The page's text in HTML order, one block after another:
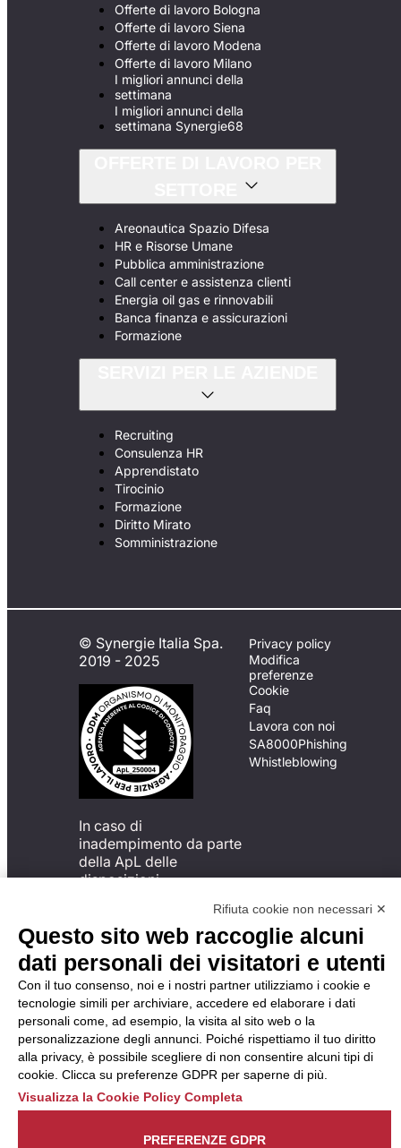
Offerte di lavoro Bologna
Offerte di lavoro Siena
Offerte di lavoro Modena
Offerte di lavoro Milano
I migliori annunci della
settimana
I migliori annunci della
settimana Synergie68
Areonautica Spazio Difesa
HR e Risorse Umane
Pubblica amministrazione
Call center e assistenza clienti
Energia oil gas e rinnovabili
Banca finanza e assicurazioni
Formazione
Recruiting
Consulenza HR
Apprendistato
Tirocinio
Formazione
Diritto Mirato
Somministrazione
© Synergie Italia Spa.
2019 - 2025
In caso di
inadempimento da parte
della ApL delle
disposizioni
possibile presentare un
reclamo
all’Organismo di
Monitoraggio utilizzando
una delle modalità
descritte al seguente
indirizzo web
https://odm-
agenzielavoro.it/reclami/.
Privacy policy
Modifica
preferenze
Cookie
Faq
Lavora con noi
SA8000Phishing
Whistleblowing
Rifiuta cookie non necessari ✕
Questo sito web raccoglie alcuni
dati personali dei visitatori e utenti
Con il tuo consenso, noi e i nostri partner utilizziamo i cookie e
tecnologie simili per archiviare, accedere ed elaborare i dati
personali come, ad esempio, la visita al sito web o la
personalizzazione degli annunci. Poiché rispettiamo il tuo diritto
alla privacy, è possibile scegliere di non consentire alcuni tipi di
cookie. Clicca su preferenze GDPR per saperne di più.
Visualizza la Cookie Policy Completa
PREFERENZE GDPR